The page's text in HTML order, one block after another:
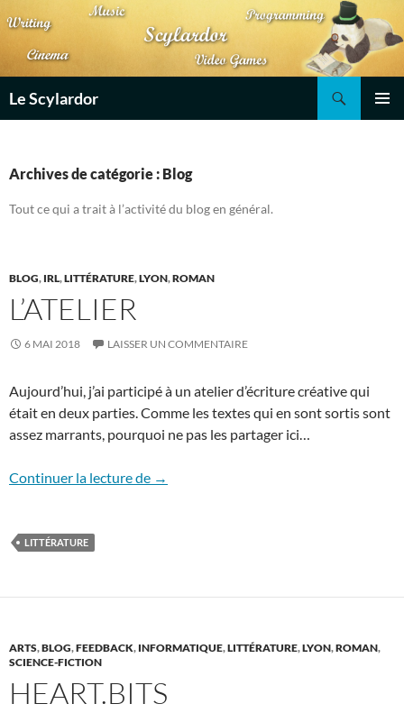
au
contenu
Le Scylardor
Archives de catégorie : Blog
Tout ce qui a trait à l’activité du blog en général.
BLOG, IRL,LITTÉRATURE,LYON,ROMAN
L’ATELIER
6 MAI 2018 LAISSER UN COMMENTAIRE
Aujourd’hui, j’ai participé à un atelier d’écriture créative qui
était en deux parties. Comme les textes qui en sont sortis sont
assez marrants, pourquoi ne pas les partager ici…
Continuer la lecture de L’atelier
→
LITTÉRATURE
ARTS,BLOG,FEEDBACK, INFORMATIQUE,LITTÉRATURE,LYON,ROMAN,
SCIENCE-FICTION
HEART.BITS